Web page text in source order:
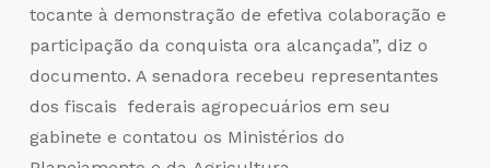
tocante à demonstração de efetiva colaboração e
participação da conquista ora alcançada”, diz o
documento. A senadora recebeu representantes
dos fiscais federais agropecuários em seu
gabinete e contatou os Ministérios do